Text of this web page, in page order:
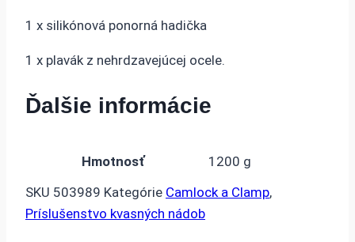
1 x silikónová ponorná hadička
1 x plavák z nehrdzavejúcej ocele.
Ďalšie informácie
Hmotnosť
1200 g
SKU 503989 Kategórie Camlock a Clamp,
Príslušenstvo kvasných nádob